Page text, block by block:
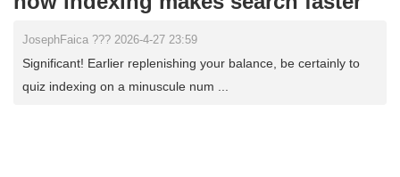
JosephFaica ??? 2026-4-27 23:59
Significant! Earlier replenishing your balance, be certainly to
quiz indexing on a minuscule num ...